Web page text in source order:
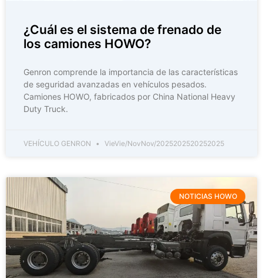
¿Cuál es el sistema de frenado de
los camiones HOWO?
Genron comprende la importancia de las características
de seguridad avanzadas en vehículos pesados.
Camiones HOWO, fabricados por China National Heavy
Duty Truck.
VEHÍCULO GENRON VieVie/NovNov/2025202520252025
NOTICIAS HOWO